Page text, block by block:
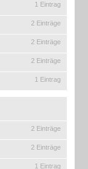
1 Eintrag
2 Einträge
2 Einträge
2 Einträge
1 Eintrag
2 Einträge
2 Einträge
1 Eintrag